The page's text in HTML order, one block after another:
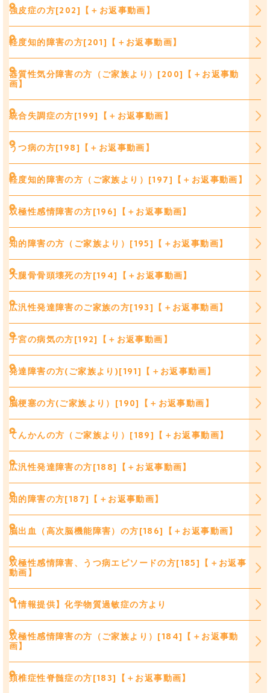
強皮症の方[202]【＋お返事動画】
軽度知的障害の方[201]【＋お返事動画】
器質性気分障害の方（ご家族より）[200]【＋お返事動
画】
統合失調症の方[199]【＋お返事動画】
うつ病の方[198]【＋お返事動画】
軽度知的障害の方（ご家族より）[197]【＋お返事動画】
双極性感情障害の方[196]【＋お返事動画】
知的障害の方（ご家族より）[195]【＋お返事動画】
大腿骨骨頭壊死の方[194]【＋お返事動画】
広汎性発達障害のご家族の方[193]【＋お返事動画】
子宮の病気の方[192]【＋お返事動画】
発達障害の方(ご家族より)[191]【＋お返事動画】
脳梗塞の方(ご家族より）[190]【＋お返事動画】
てんかんの方（ご家族より）[189]【＋お返事動画】
広汎性発達障害の方[188]【＋お返事動画】
知的障害の方[187]【＋お返事動画】
脳出血（高次脳機能障害）の方[186]【＋お返事動画】
双極性感情障害、うつ病エピソードの方[185]【＋お返事
動画】
【情報提供】化学物質過敏症の方より
双極性感情障害の方（ご家族より）[184]【＋お返事動
画】
頚椎症性脊髄症の方[183]【＋お返事動画】